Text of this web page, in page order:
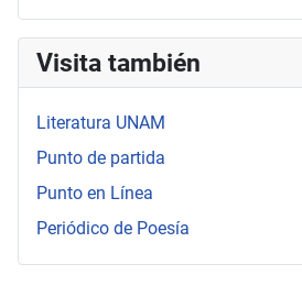
Visita también
Literatura UNAM
Punto de partida
Punto en Línea
Periódico de Poesía